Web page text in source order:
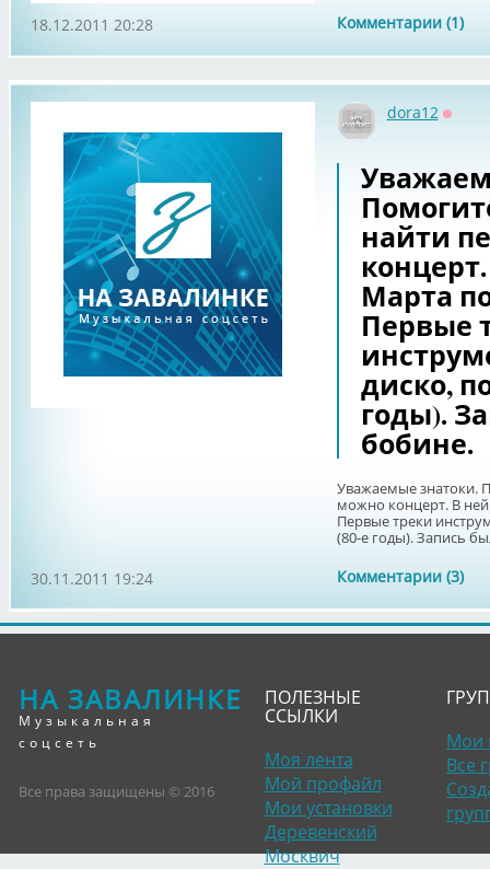
Комментарии (1)
18.12.2011 20:28
dora12
найти
Марта
Первые
диско,
годы).
бобине.
Уважаемые знатоки.
можно концерт. В ней
Первые треки
(80-е годы). Запись
Комментарии (3)
30.11.2011 19:24
НА ЗАВАЛИНКЕ
Музыкальная
соцсеть
Все права защищены © 2016
ПОЛЕЗНЫЕ
ССЫЛКИ
Моя лента
Мой профайл
Мои установки
Деревенский
Москвич
Мои
Все